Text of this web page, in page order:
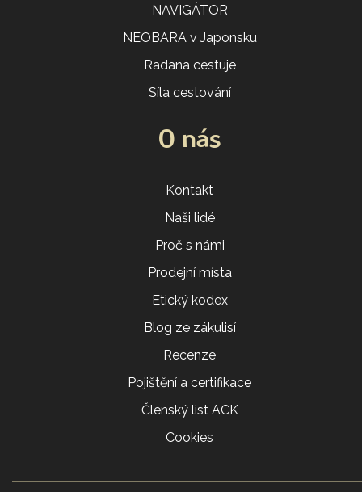
NAVIGÁTOR
NEOBARA v Japonsku
Radana cestuje
Síla cestování
O nás
Kontakt
Naši lidé
Proč s námi
Prodejní místa
Etický kodex
Blog ze zákulisí
Recenze
Pojištění a certifikace
Členský list ACK
Cookies